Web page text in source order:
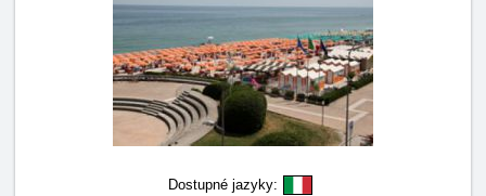
Dostupné jazyky: